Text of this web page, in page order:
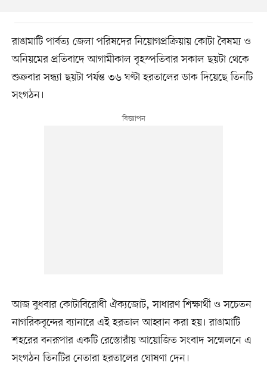
রাঙামাটি পার্বত্য জেলা পরিষদের নিয়োগপ্রক্রিয়ায় কোটা বৈষম্য ও
অনিয়মের প্রতিবাদে আগামীকাল বৃহস্পতিবার সকাল ছয়টা থেকে
শুক্রবার সন্ধ্যা ছয়টা পর্যন্ত ৩৬ ঘণ্টা হরতালের ডাক দিয়েছে তিনটি
সংগঠন।
আজ বুধবার কোটাবিরোধী ঐক্যজোট, সাধারণ শিক্ষার্থী ও সচেতন
নাগরিকবৃন্দের ব্যানারে এই হরতাল আহ্বান করা হয়। রাঙামাটি
শহরের বনরূপার একটি রেস্তোরাঁয় আয়োজিত সংবাদ সম্মেলনে এ
সংগঠন তিনটির নেতারা হরতালের ঘোষণা দেন।